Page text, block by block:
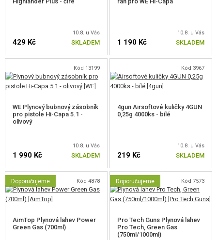
SpodníRIS lišta pro svítilnu či laser
Oboustranná pojistka závěru
Ergonomická rukojeť s protiskluzovým povrchem
Drážkovaný závěr pro jistější manipulaci
Závit na tlumič M11 pravý, vnitřní
Realistická rozborka
10.8. u Vás
429 Kč SKLADEM
10.8. u Vás
1 190 Kč SKLADEM
Kód 13199
WE Plynový bubnový zásobník
pro pistole Hi-Capa 5.1 -
olivový
10.8. u Vás
1 990 Kč SKLADEM
Kód 3967
4gun Airsoftové kuličky 4GUN
0,25g 4000ks - bílé
10.8. u Vás
219 Kč SKLADEM
Doporučujeme Kód 4878
AimTop Plynová lahev Power
Green Gas (700ml)
Doporučujeme Kód 7573
Pro Tech Guns Plynová lahev
Pro Tech, Green Gas
(750ml/1000ml)